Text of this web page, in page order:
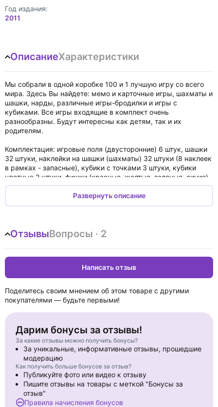
Год издания:
2011
ОписаниеХарактеристики
Мы собрали в одной коробке 100 и 1 лучшую игру со всего
мира. Здесь Вы найдете: мемо и карточные игры, шахматы и
шашки, нарды, различные игры-бродилки и игры с
кубиками. Все игры входящие в комплект очень
разнообразны. Будут интересны как детям, так и их
родителям.
Комплектация: игровые поля (двусторонние) 6 штук, шашки
32 штуки, наклейки на шашки (шахматы) 32 штуки (8 наклеек
в рамках - запасные), кубики с точками 3 штуки, кубики
цветные 2 штуки, фишки (красные, желтые, зеленые, синие)
по 16 штук каждого цвета, фишки (оранжевые и фиолетовые)
по 10 штук каждого цвета, жетоны 13 штук, колпачки
четырех цветов 12 штук, "Батут" сборный из картона,
Возрастная группа: 3+.
Развернуть описание
ОтзывыВопросы · 2
Написать отзыв
Поделитесь своим мнением об этом товаре с другими
покупателями — будьте первыми!
Дарим бонусы за отзывы!
За какие отзывы можно получить бонусы?
За уникальные, информативные отзывы, прошедшие
модерацию
Как получить больше бонусов за отзыв?
Публикуйте фото или видео к отзыву
Пишите отзывы на товары с меткой "Бонусы за
отзыв"
Правила начисления бонусов